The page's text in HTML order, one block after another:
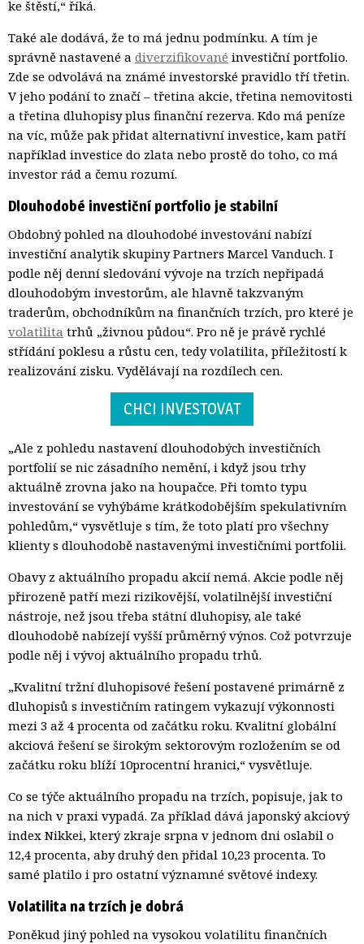
ke štěstí,“ říká.
Také ale dodává, že to má jednu podmínku. A tím je
správně nastavené a diverzifikované investiční portfolio.
Zde se odvolává na známé investorské pravidlo tří třetin.
V jeho podání to značí – třetina akcie, třetina nemovitosti
a třetina dluhopisy plus finanční rezerva. Kdo má peníze
na víc, může pak přidat alternativní investice, kam patří
například investice do zlata nebo prostě do toho, co má
investor rád a čemu rozumí.
Dlouhodobé investiční portfolio je stabilní
Obdobný pohled na dlouhodobé investování nabízí
investiční analytik skupiny Partners Marcel Vanduch. I
podle něj denní sledování vývoje na trzích nepřipadá
dlouhodobým investorům, ale hlavně takzvaným
traderům, obchodníkům na finančních trzích, pro které je
volatilita trhů „živnou půdou“. Pro ně je právě rychlé
střídání poklesu a růstu cen, tedy volatilita, příležitostí k
realizování zisku. Vydělávají na rozdílech cen.
CHCI INVESTOVAT
„Ale z pohledu nastavení dlouhodobých investičních
portfolií se nic zásadního nemění, i když jsou trhy
aktuálně zrovna jako na houpačce. Při tomto typu
investování se vyhýbáme krátkodobějším spekulativním
pohledům,“ vysvětluje s tím, že toto platí pro všechny
klienty s dlouhodobě nastavenými investičními portfolii.
Obavy z aktuálního propadu akcií nemá. Akcie podle něj
přirozeně patří mezi rizikovější, volatilnější investiční
nástroje, než jsou třeba státní dluhopisy, ale také
dlouhodobě nabízejí vyšší průměrný výnos. Což potvrzuje
podle něj i vývoj aktuálního propadu trhů.
„Kvalitní tržní dluhopisové řešení postavené primárně z
dluhopisů s investičním ratingem vykazují výkonnosti
mezi 3 až 4 procenta od začátku roku. Kvalitní globální
akciová řešení se širokým sektorovým rozložením se od
začátku roku blíží 10procentní hranici,“ vysvětluje.
Co se týče aktuálního propadu na trzích, popisuje, jak to
na nich v praxi vypadá. Za příklad dává japonský akciový
index Nikkei, který zkraje srpna v jednom dni oslabil o
12,4 procenta, aby druhý den přidal 10,23 procenta. To
samé platilo i pro ostatní významné světové indexy.
Volatilita na trzích je dobrá
Poněkud jiný pohled na vysokou volatilitu finančních